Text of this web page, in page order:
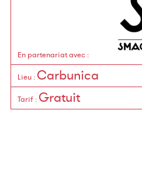
En partenariat avec :
Lieu : Carbunica
Tarif : Gratuit